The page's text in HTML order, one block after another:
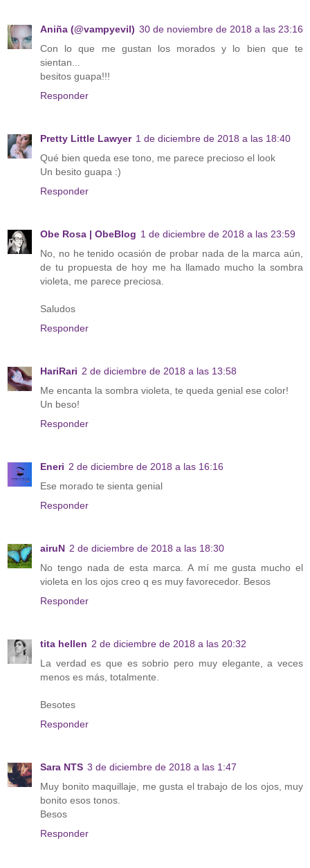
Aniña (@vampyevil) 30 de noviembre de 2018 a las 23:16
Con lo que me gustan los morados y lo bien que te
sientan...
besitos guapa!!!
Responder
Pretty Little Lawyer 1 de diciembre de 2018 a las 18:40
Qué bien queda ese tono, me parece precioso el look
Un besito guapa :)
Responder
Obe Rosa | ObeBlog 1 de diciembre de 2018 a las 23:59
No, no he tenido ocasión de probar nada de la marca aún,
de tu propuesta de hoy me ha llamado mucho la sombra
violeta, me parece preciosa.
Saludos
Responder
HariRari 2 de diciembre de 2018 a las 13:58
Me encanta la sombra violeta, te queda genial ese color!
Un beso!
Responder
Eneri 2 de diciembre de 2018 a las 16:16
Ese morado te sienta genial
Responder
airuN 2 de diciembre de 2018 a las 18:30
No tengo nada de esta marca. A mí me gusta mucho el
violeta en los ojos creo q es muy favorecedor. Besos
Responder
tita hellen 2 de diciembre de 2018 a las 20:32
La verdad es que es sobrio pero muy elegante, a veces
menos es más, totalmente.
Besotes
Responder
Sara NTS 3 de diciembre de 2018 a las 1:47
Muy bonito maquillaje, me gusta el trabajo de los ojos, muy
bonito esos tonos.
Besos
Responder